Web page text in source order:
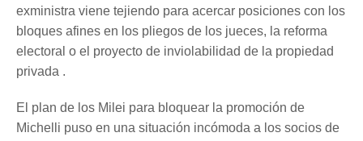
exministra viene tejiendo para acercar posiciones con los
bloques afines en los pliegos de los jueces, la reforma
electoral o el proyecto de inviolabilidad de la propiedad
privada .
El plan de los Milei para bloquear la promoción de
Michelli puso en una situación incómoda a los socios de